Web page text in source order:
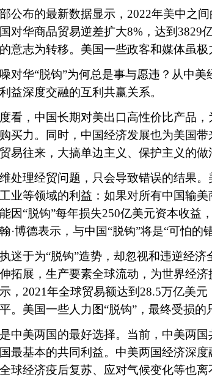
布的最新数据显示，2022年美中之间
对华商品贸易逆差扩大8%，达到3829
意志为转移。美国一些政客和媒体虽
华“脱钩”为何总是事与愿违？从中美
益深度交融的互利共赢关系。
，中国长期对美出口高性价比产品，
买力。同时，中国经济发展也为美国
易往来，大搞单边主义、保护主义的做
理经贸问题，只会导致错误的结果。
业等领域的利益：如果对所有中国输
因“脱钩”每年损失250亿美元资本收益
·博德表示，与中国“脱钩”将是“可怕的
于为“脱钩”造势，却忽视和违逆经济
拓展，生产要素全球流动，为世界经
，2021年全球贸易额达到28.5万亿美
。美国一些人力图“脱钩”，最终受损的
美两国的最好选择。当前，中美两国
最基本的共同利益。中美两国经济深
球经济疫后复苏、应对气候变化等也